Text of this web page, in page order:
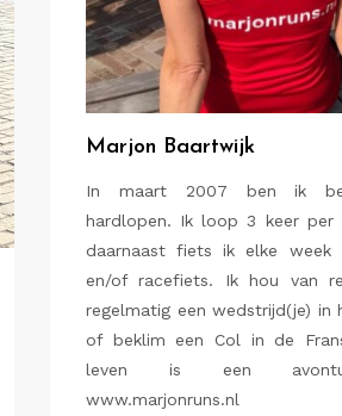
Marjon Baartwijk
In maart 2007 ben ik
hardlopen. Ik loop 3 keer per
daarnaast fiets ik elke week
en/of racefiets. Ik hou van
regelmatig een wedstrijd(je) in
of beklim een Col in de
leven is een
www.marjonruns.nl